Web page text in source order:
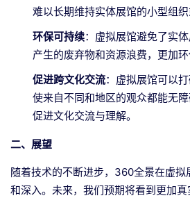
难以长期维持实体展馆的小型组织
环保可持续：虚拟展馆避免了实
产生的废弃物和资源浪费，更加环
促进跨文化交流：虚拟展馆可以
使来自不同和地区的观众都能无障
促进文化交流与理解。
二、展望
随着技术的不断进步，360全景在虚
和深入。未来，我们预期将看到更加